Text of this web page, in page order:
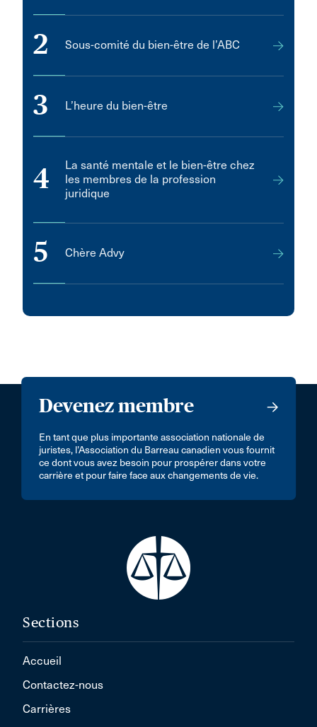
2 Sous-comité du bien-être de l’ABC
3 L’heure du bien-être
4
La santé mentale et le bien-être chez
les membres de la profession
juridique
5 Chère Advy
Devenez membre
En tant que plus importante association nationale de
juristes, l’Association du Barreau canadien vous fournit
ce dont vous avez besoin pour prospérer dans votre
carrière et pour faire face aux changements de vie.
Sections
Accueil
Contactez-nous
Carrières